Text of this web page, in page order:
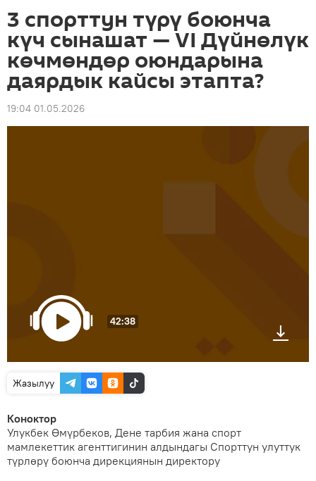
3 спорттун түрү боюнча
күч сынашат — VI Дүйнөлүк
көчмөндөр оюндарына
даярдык кайсы этапта?
19:04 01.05.2026
42:38
Жазылуу
Коноктор
Улукбек Өмүрбеков, Дене тарбия жана спорт
мамлекеттик агенттигинин алдындагы Спорттун улуттук
түрлөрү боюнча дирекциянын директору